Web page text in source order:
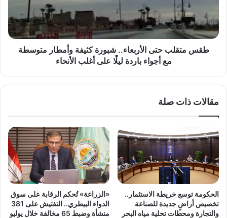
وأمطار
متوسطة
مع
أجواء
الأنحاء
طقس متقلب حتى الأربعاء.. شبورة كثيفة وأمطار متوسطة
مع أجواء باردة ليلًا على أغلب الأنحاء
مقالات ذات صلة
الحكومة توسع خريطة الاستثمار..
تخصيص أراضٍ جديدة للصناعة
والتجارة ومحطات تحلية مياه البحر
«الزراعة» تُحكم الرقابة على سوق
الدواء البيطري.. التفتيش على 381
منشأة وضبط 65 مخالفة خلال يوليو